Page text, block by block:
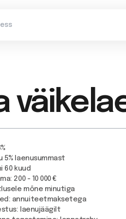
5% laenusummast
60 kuud
200 - 10 000 €
mõne minutiga
annuiteetmaksetega
laenujäägilt